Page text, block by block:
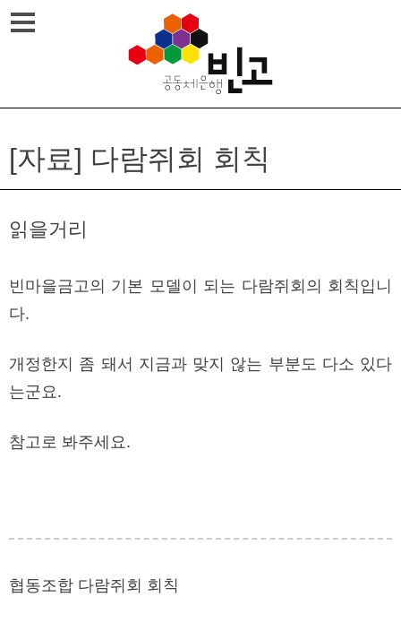
Skip
to
[자료] 다람쥐회 회칙
읽을거리
빈마을금고의 기본 모델이 되는 다람쥐회의 회칙입니
다.
개정한지 좀 돼서 지금과 맞지 않는 부분도 다소 있다
는군요.
참고로 봐주세요.
협동조합 다람쥐회 회칙